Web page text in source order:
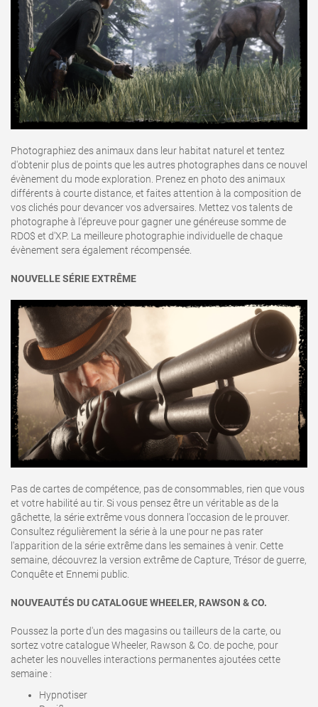
Photographiez des animaux dans leur habitat naturel et tentez
d'obtenir plus de points que les autres photographes dans ce nouvel
évènement du mode exploration. Prenez en photo des animaux
différents à courte distance, et faites attention à la composition de
vos clichés pour devancer vos adversaires. Mettez vos talents de
photographe à l'épreuve pour gagner une généreuse somme de
RDO$ et d'XP. La meilleure photographie individuelle de chaque
évènement sera également récompensée.
NOUVELLE SÉRIE EXTRÊME
Pas de cartes de compétence, pas de consommables, rien que vous
et votre habilité au tir. Si vous pensez être un véritable as de la
gâchette, la série extrême vous donnera l'occasion de le prouver.
Consultez régulièrement la série à la une pour ne pas rater
l'apparition de la série extrême dans les semaines à venir. Cette
semaine, découvrez la version extrême de Capture, Trésor de guerre,
Conquête et Ennemi public.
NOUVEAUTÉS DU CATALOGUE WHEELER, RAWSON & CO.
Poussez la porte d'un des magasins ou tailleurs de la carte, ou
sortez votre catalogue Wheeler, Rawson & Co. de poche, pour
acheter les nouvelles interactions permanentes ajoutées cette
semaine :
Hypnotiser